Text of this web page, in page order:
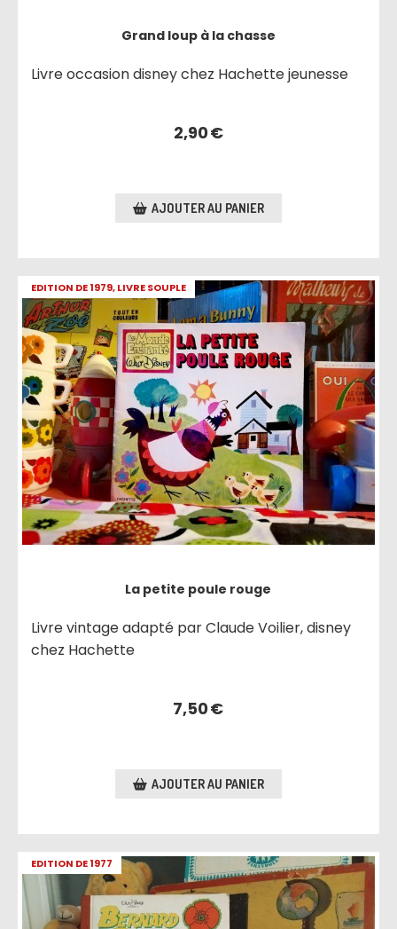
Grand loup à la chasse
Livre occasion disney chez Hachette jeunesse
2,90€
AJOUTER AU PANIER
La petite poule rouge
Livre vintage adapté par Claude Voilier, disney
chez Hachette
7,50€
AJOUTER AU PANIER
EDITION DE 1979, LIVRE SOUPLE
EDITION DE 1977